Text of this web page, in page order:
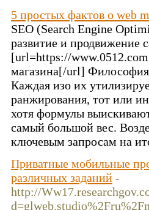
5 простых фактов о web
SEO (Search Engine
развитие и продвижение
[url=https://
магазина[/url] Философия
Каждая изо их
ранжирования, тот или
хотя формулы
самый большой вес.
ключевым запросам на
Приватные мобильные
различных заданий -
http://